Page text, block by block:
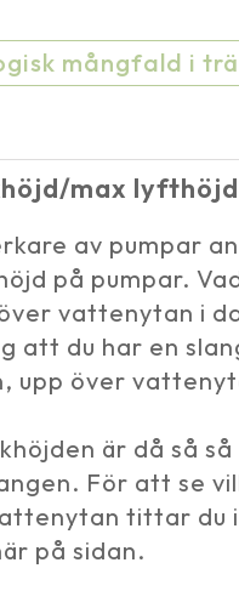
mångfald i
max
av pumpar
på pumpar.
vattenytan i
att du har en
upp över
är då så
För att se
tittar du
på sidan.